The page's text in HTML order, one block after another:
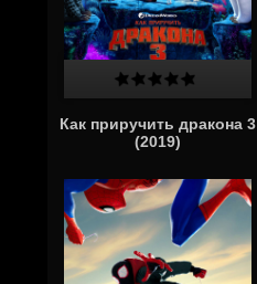
Как приручить дракона 3
(2019)